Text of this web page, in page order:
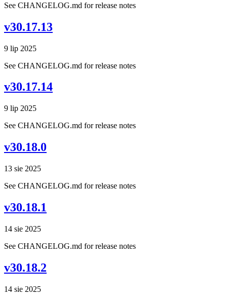
See CHANGELOG.md for release notes
v30.17.13
9 lip 2025
See CHANGELOG.md for release notes
v30.17.14
9 lip 2025
See CHANGELOG.md for release notes
v30.18.0
13 sie 2025
See CHANGELOG.md for release notes
v30.18.1
14 sie 2025
See CHANGELOG.md for release notes
v30.18.2
14 sie 2025